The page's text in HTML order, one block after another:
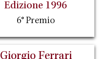
Edizione 1996
6° Premio
Giorgio Ferrari